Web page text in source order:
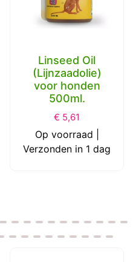
Linseed Oil
(Lijnzaadolie)
voor honden
500ml.
€ 5,61
Op voorraad |
Verzonden in 1 dag